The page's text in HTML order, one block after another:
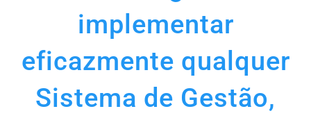
implementar
eficazmente qualquer
Sistema de Gestão,